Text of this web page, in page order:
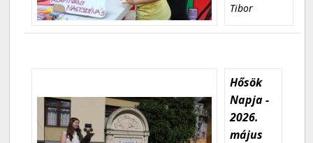
Tibor
Hősök
Napja -
2026.
május